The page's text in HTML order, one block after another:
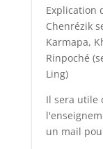
Explication
Chenrézik
Karmapa,
Rinpoché
Ling)
Il sera utile
un mail